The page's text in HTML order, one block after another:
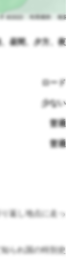
、昼間、夕方、夜
ロード
少ない
普通
普通
返し地点に走っ
られ国の特別史